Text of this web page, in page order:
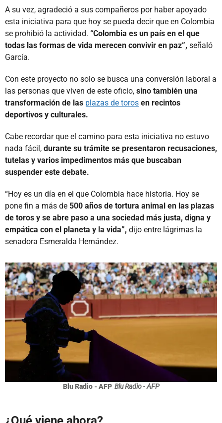
A su vez, agradeció a sus compañeros por haber apoyado
esta iniciativa para que hoy se pueda decir que en Colombia
se prohibió la actividad. “Colombia es un país en el que
todas las formas de vida merecen convivir en paz”, señaló
García.
Con este proyecto no solo se busca una conversión laboral a
las personas que viven de este oficio, sino también una
transformación de las plazas de toros en recintos
deportivos y culturales.
Cabe recordar que el camino para esta iniciativa no estuvo
nada fácil, durante su trámite se presentaron recusaciones,
tutelas y varios impedimentos más que buscaban
suspender este debate.
“Hoy es un día en el que Colombia hace historia. Hoy se
pone fin a más de 500 años de tortura animal en las plazas
de toros y se abre paso a una sociedad más justa, digna y
empática con el planeta y la vida”, dijo entre lágrimas la
senadora Esmeralda Hernández.
Blu Radio - AFP Blu Radio - AFP